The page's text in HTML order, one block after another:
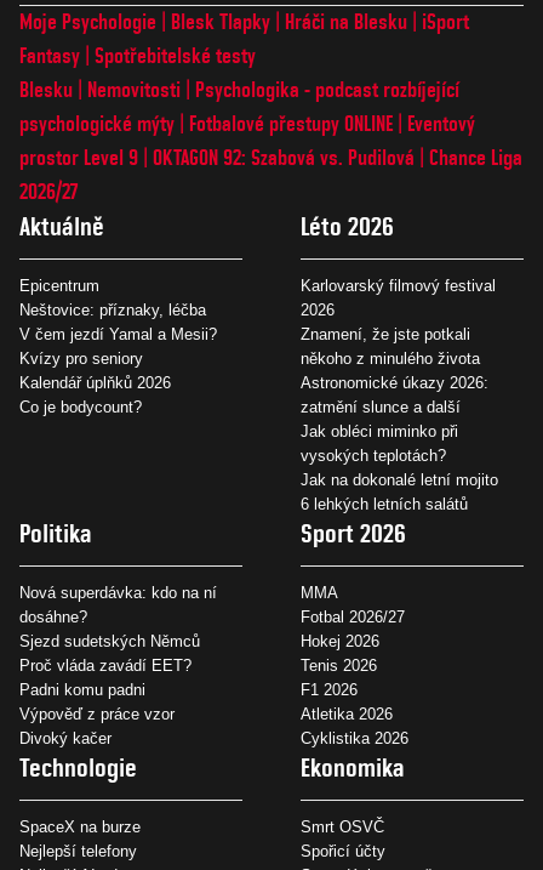
Moje Psychologie Blesk Tlapky Hráči na Blesku
iSport
Fantasy Spotřebitelské testy
Blesku
Nemovitosti
Psychologika - podcast rozbíjející
psychologické mýty
Fotbalové přestupy ONLINE
Eventový
prostor Level 9 OKTAGON 92: Szabová vs. Pudilová
Chance Liga
2026/27
Aktuálně
Epicentrum
Neštovice: příznaky, léčba
V čem jezdí Yamal a Mesii?
Kvízy pro seniory
Kalendář úplňků 2026
Co je bodycount?
Léto 2026
Karlovarský filmový festival
2026
Znamení, že jste potkali
někoho z minulého života
Astronomické úkazy 2026:
zatmění slunce a další
Jak obléci miminko při
vysokých teplotách?
Jak na dokonalé letní mojito
6 lehkých letních salátů
Politika
Nová superdávka: kdo na ní
dosáhne?
Sjezd sudetských Němců
Proč vláda zavádí EET?
Padni komu padni
Výpověď z práce vzor
Divoký kačer
Sport 2026
MMA
Fotbal 2026/27
Hokej 2026
Tenis 2026
F1 2026
Atletika 2026
Cyklistika 2026
Technologie
SpaceX na burze
Nejlepší telefony
Ekonomika
Smrt OSVČ
Spořicí účty